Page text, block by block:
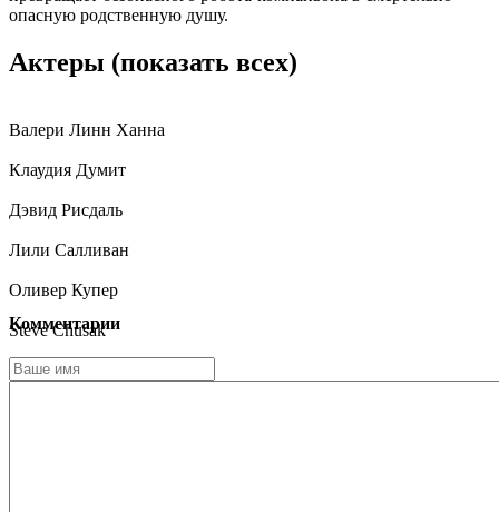
опасную родственную душу.
Актеры (показать всех)
Валери Линн Ханна
Клаудия Думит
Дэвид Рисдаль
Лили Салливан
Оливер Купер
Steve Chusak
Изабель Бонфрер
Комментарии